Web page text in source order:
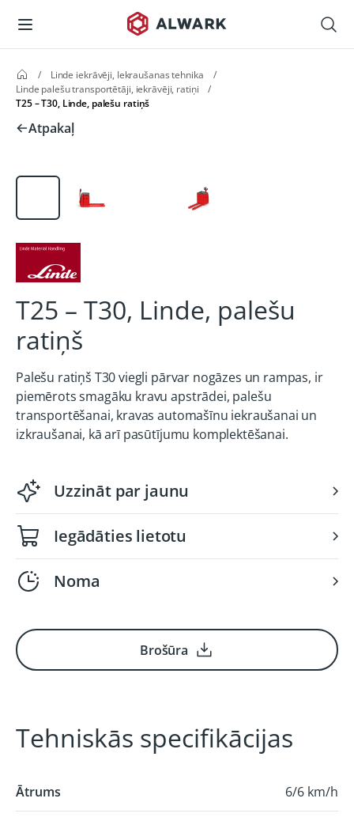
/ Linde iekrāvēji, Iekraušanas tehnika
/
Linde palešu transportētāji, iekrāvēji, ratiņi
/
T25 – T30, Linde, palešu ratiņš
Atpakaļ
T25 – T30, Linde, palešu
ratiņš
Palešu ratiņš T30 viegli pārvar nogāzes un rampas, ir
piemērots smagāku kravu apstrādei, palešu
transportēšanai, kravas automašīnu iekraušanai un
izkraušanai, kā arī pasūtījumu komplektēšanai.
Uzzināt par jaunu
Iegādāties lietotu
Noma
Brošūra
Tehniskās specifikācijas
Ātrums 6/6 km/h